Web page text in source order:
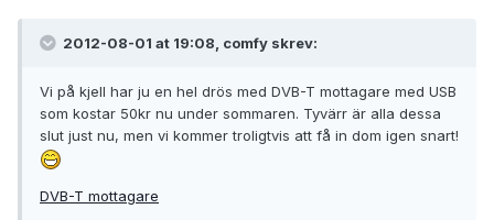
2012-08-01 at 19:08, comfy skrev:
Vi på kjell har ju en hel drös med DVB-T mottagare med USB
som kostar 50kr nu under sommaren. Tyvärr är alla dessa
slut just nu, men vi kommer troligtvis att få in dom igen snart!
DVB-T mottagare